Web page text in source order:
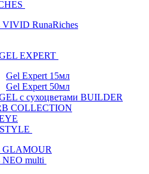
VIVID RunaRiches
EXPERT
Gel Expert 15мл
Gel Expert 50мл
с сухоцветами BUILDER
COLLECTION
GLAMOUR
NEO multi